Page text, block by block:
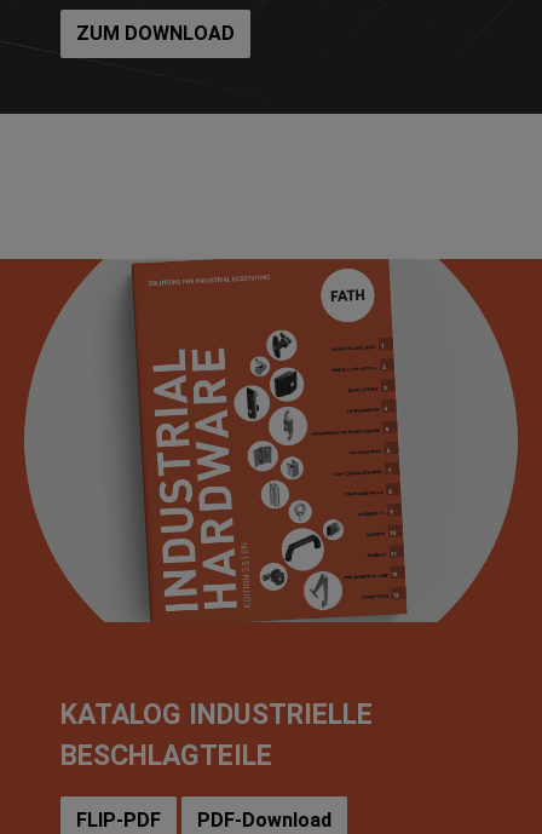
ZUM DOWNLOAD
KATALOG INDUSTRIELLE
BESCHLAGTEILE
FLIP-PDF PDF-Download